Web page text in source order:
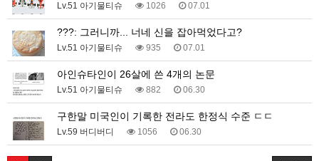
Lv.51 아기물티슈 1026 07.01
???: 그러니까... 너네 신을 잡아먹었다고?
Lv.51 아기물티슈 935 07.01
아인슈타인이 26살에 쓴 4개의 논문
Lv.51 아기물티슈 882 06.30
구한말 미국인이 기록한 전라도 한정식 수준 ㄷㄷ
Lv.59 버디버디 1056 06.30